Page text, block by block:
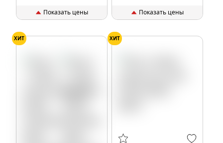
Показать цены Показать цены
ХИТ ХИТ